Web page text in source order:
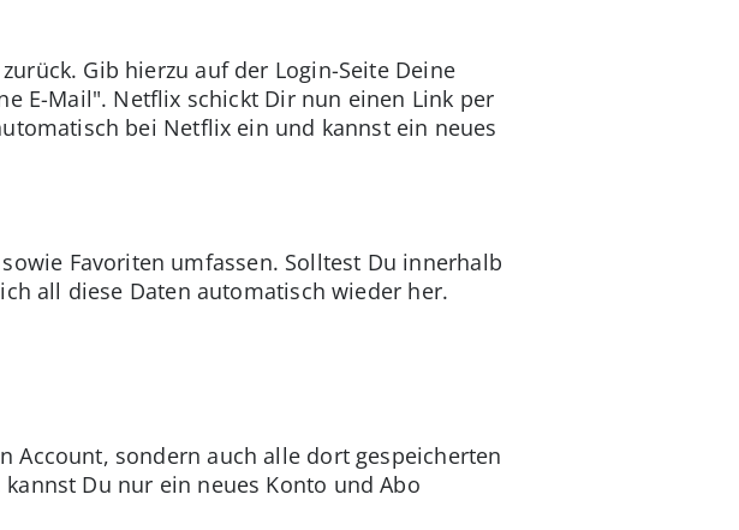
Gib hierzu auf der Login-Seite Deine
E-Mail". Netflix schickt Dir nun einen Link per
bei Netflix ein und kannst ein neues
Favoriten umfassen. Solltest Du innerhalb
all diese Daten automatisch wieder her.
Account, sondern auch alle dort gespeicherten
Du nur ein neues Konto und Abo